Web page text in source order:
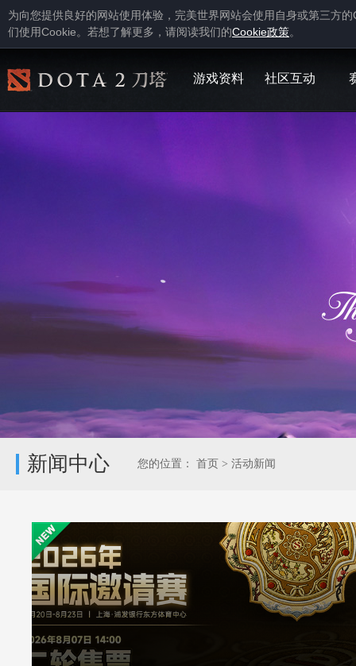
为向您提供良好的网站使用体验，完美世界网站会使用自身或第三方的
们使用Cookie。若想了解更多，请阅读我们的Cookie政策。
游戏资料 社区互动
新闻中心 您的位置： 首页 > 活动新闻